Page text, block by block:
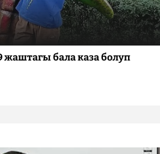
жаштагы бала каза болуп